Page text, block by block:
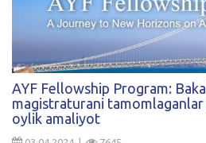
AYF Fellowship Program:
magistraturani tamomlaganlar
oylik amaliyot